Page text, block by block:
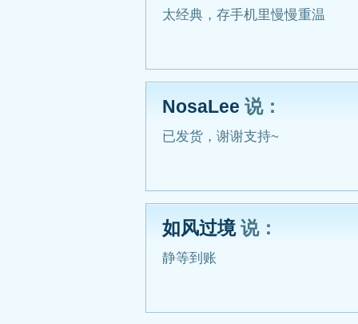
太经典，存手机里慢慢重温
NosaLee 说：
已发货，谢谢支持~
如风过境说：
静等到账